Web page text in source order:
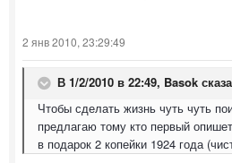
2 янв 2010, 23:29:49
В 1/2/2010 в 22:49, Basok
Чтобы сделать жизнь чуть чуть
предлагаю тому кто первый
в подарок 2 копейки 1924 года